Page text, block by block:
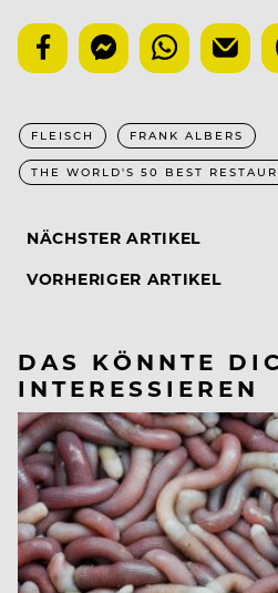
FLEISCH FRANK ALBERS
THE WORLD'S 50 BEST
NÄCHSTER ARTIKEL
VORHERIGER ARTIKEL
DAS KÖNNTE
INTERESSIEREN